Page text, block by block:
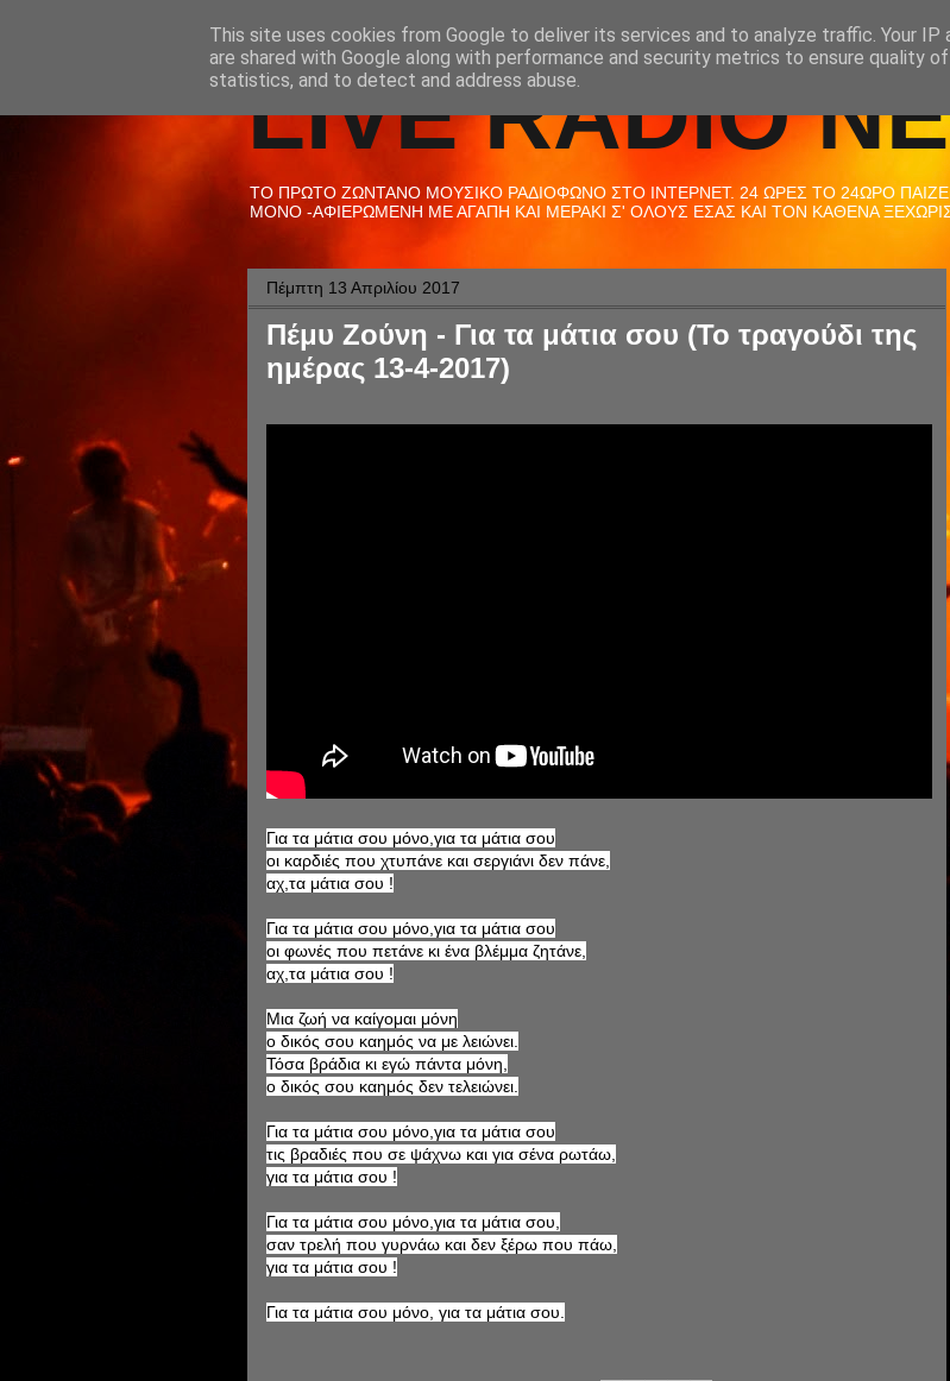
LIVE RADIO
ΤΟ ΠΡΩΤΟ ΖΩΝΤΑΝΟ ΜΟΥΣΙΚΟ ΡΑΔΙΟΦΩΝΟ ΣΤΟ ΙΝΤΕΡΝΕΤ. 24 ΩΡΕΣ ΤΟ 24ΩΡΟ
ΜΟΝΟ -ΑΦΙΕΡΩΜΕΝΗ ΜΕ ΑΓΑΠΗ ΚΑΙ ΜΕΡΑΚΙ Σ' ΟΛΟΥΣ ΕΣΑΣ ΚΑΙ ΤΟΝ ΚΑΘΕΝΑ
Πέμπτη 13 Απριλίου 2017
Πέμυ Ζούνη - Για τα μάτια σου (Το τραγούδι της
ημέρας 13-4-2017)
Για τα μάτια σου μόνο,για τα μάτια σου
οι καρδιές που χτυπάνε και σεργιάνι δεν πάνε,
αχ,τα μάτια σου !
Για τα μάτια σου μόνο,για τα μάτια σου
οι φωνές που πετάνε κι ένα βλέμμα ζητάνε,
αχ,τα μάτια σου !
Μια ζωή να καίγομαι μόνη
ο δικός σου καημός να με λειώνει.
Τόσα βράδια κι εγώ πάντα μόνη,
ο δικός σου καημός δεν τελειώνει.
Για τα μάτια σου μόνο,για τα μάτια σου
τις βραδιές που σε ψάχνω και για σένα ρωτάω,
για τα μάτια σου !
Για τα μάτια σου μόνο,για τα μάτια σου,
σαν τρελή που γυρνάω και δεν ξέρω που πάω,
για τα μάτια σου !
Για τα μάτια σου μόνο, για τα μάτια σου.
This site uses cookies from Google to deliver its services and to analyze traffic. Your IP
are shared with Google along with performance and security metrics to ensure quality
statistics, and to detect and address abuse.